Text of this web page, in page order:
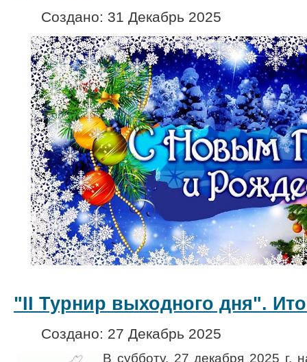
Создано: 31 Декабрь 2025
"II Турнир выходного дня".
Создано: 27 Декабрь 2025
В субботу, 27 декабря 2025 г.